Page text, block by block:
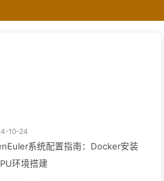
10-24
系统配置指南：Docker安装
环境搭建